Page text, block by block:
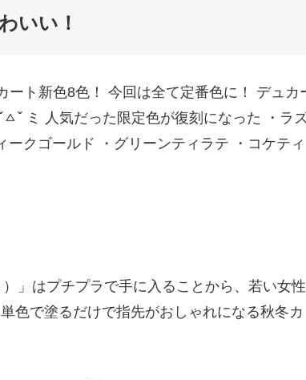
いい！
」はプチプラで手に入ることから、若い女性
色で塗るだけで指先がおしゃれになる秋冬カ